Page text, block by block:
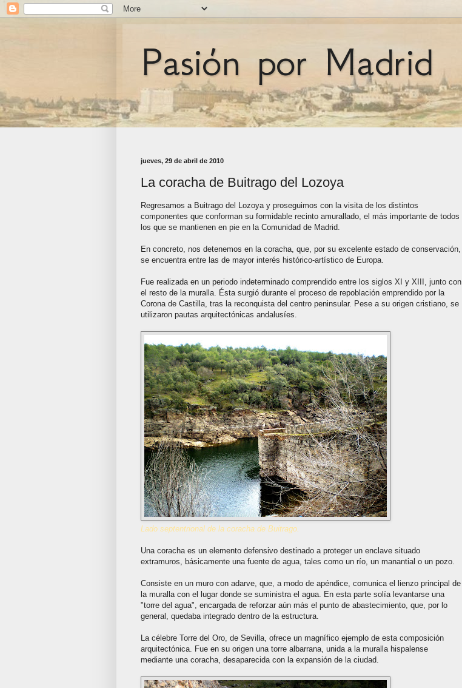
Pasión por Madrid
jueves, 29 de abril de 2010
La coracha de Buitrago del Lozoya
Regresamos a Buitrago del Lozoya y proseguimos con la visita de los distintos
componentes que conforman su formidable recinto amurallado, el más importante de todos
los que se mantienen en pie en la Comunidad de Madrid.
En concreto, nos detenemos en la coracha, que, por su excelente estado de conservación,
se encuentra entre las de mayor interés histórico-artístico de Europa.
Fue realizada en un periodo indeterminado comprendido entre los siglos XI y XIII, junto con
el resto de la muralla. Ésta surgió durante el proceso de repoblación emprendido por la
Corona de Castilla, tras la reconquista del centro peninsular. Pese a su origen cristiano, se
utilizaron pautas arquitectónicas andalusíes.
Lado septentrional de la coracha de Buitrago.
Una coracha es un elemento defensivo destinado a proteger un enclave situado
extramuros, básicamente una fuente de agua, tales como un río, un manantial o un pozo.
Consiste en un muro con adarve, que, a modo de apéndice, comunica el lienzo principal de
la muralla con el lugar donde se suministra el agua. En esta parte solía levantarse una
"torre del agua", encargada de reforzar aún más el punto de abastecimiento, que, por lo
general, quedaba integrado dentro de la estructura.
La célebre Torre del Oro, de Sevilla, ofrece un magnífico ejemplo de esta composición
arquitectónica. Fue en su origen una torre albarrana, unida a la muralla hispalense
mediante una coracha, desaparecida con la expansión de la ciudad.